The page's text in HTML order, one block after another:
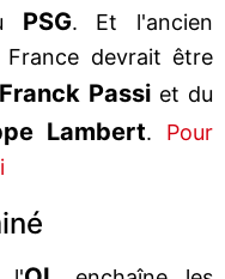
PSG. Et l'ancien
France devrait être
Franck Passiet du
Lambert. Pour